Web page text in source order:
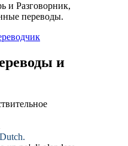
и Разговорник,
переводы.
и
Dutch.